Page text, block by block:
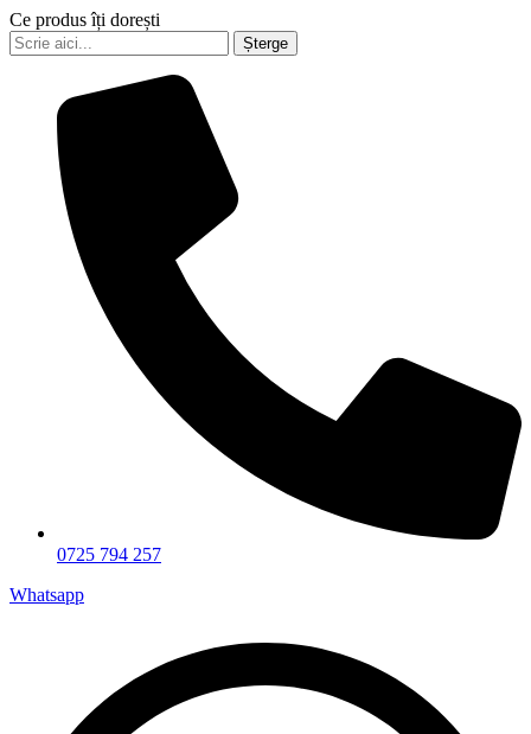
Ce produs îți dorești
Șterge
0725 794 257
Whatsapp